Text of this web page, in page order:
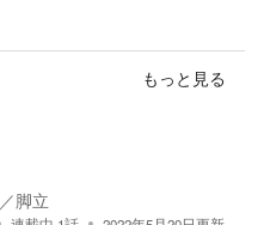
もっと見る
／脚立